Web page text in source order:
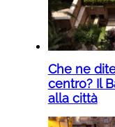
Che ne
centro? Il
alla città